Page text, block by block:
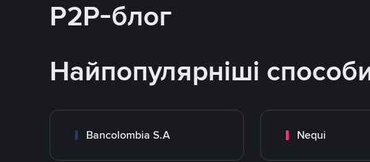
P2P-блог
Найпопулярніші
Bancolombia S.A Nequi